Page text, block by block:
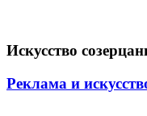
Искусство
Реклама и